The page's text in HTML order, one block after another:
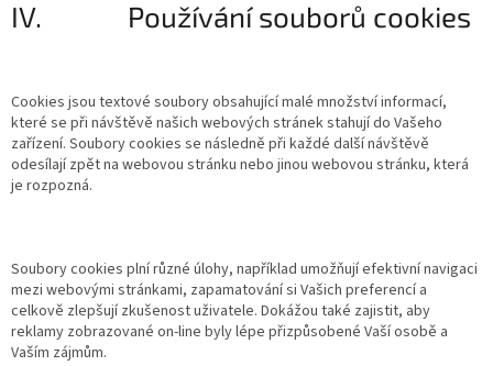
IV. Používání souborů cookies
Cookies jsou textové soubory obsahující malé množství informací,
které se při návštěvě našich webových stránek stahují do Vašeho
zařízení. Soubory cookies se následně při každé další návštěvě
odesílají zpět na webovou stránku nebo jinou webovou stránku, která
je rozpozná.
Soubory cookies plní různé úlohy, například umožňují efektivní navigaci
mezi webovými stránkami, zapamatování si Vašich preferencí a
celkově zlepšují zkušenost uživatele. Dokážou také zajistit, aby
reklamy zobrazované on-line byly lépe přizpůsobené Vaší osobě a
Vaším zájmům.